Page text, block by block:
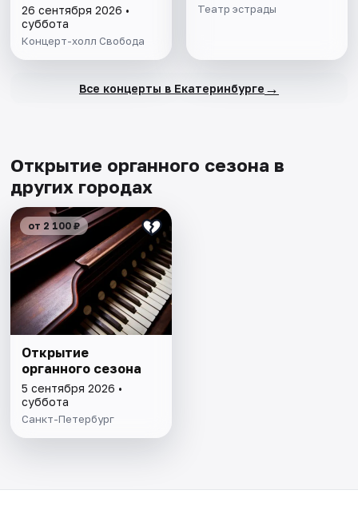
26 сентября 2026 •
суббота
Концерт-холл Свобода
Театр эстрады
Все концерты в Екатеринбурге →
Открытие органного сезона в
других городах
от 2 100 ₽
Открытие
органного сезона
5 сентября 2026 •
суббота
Санкт-Петербург